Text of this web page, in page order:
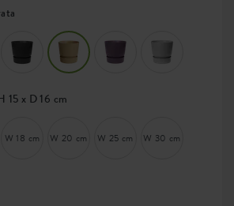
15 x D 16 cm
W 18 cm W 20 cm W 25 cm W 30 cm